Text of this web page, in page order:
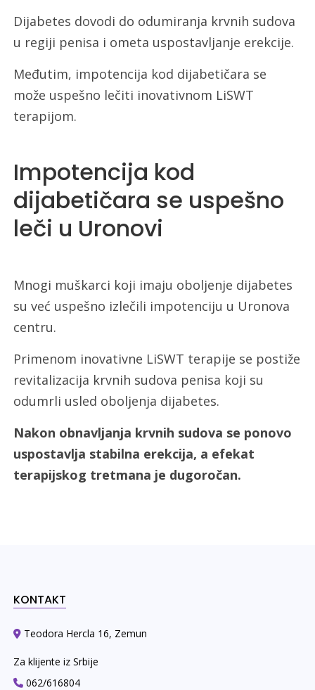
Dijabetes dovodi do odumiranja krvnih sudova
u regiji penisa i ometa uspostavljanje erekcije.
Međutim, impotencija kod dijabetičara se
može uspešno lečiti inovativnom LiSWT
terapijom.
Impotencija kod
dijabetičara se uspešno
leči u Uronovi
Mnogi muškarci koji imaju oboljenje dijabetes
su već uspešno izlečili impotenciju u Uronova
centru.
Primenom inovativne LiSWT terapije se postiže
revitalizacija krvnih sudova penisa koji su
odumrli usled oboljenja dijabetes.
Nakon obnavljanja krvnih sudova se ponovo
uspostavlja stabilna erekcija, a efekat
terapijskog tretmana je dugoročan.
KONTAKT
Teodora Hercla 16, Zemun
Za klijente iz Srbije
062/616804